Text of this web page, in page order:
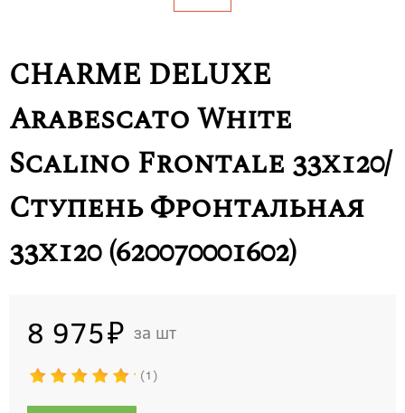
CHARME DELUXE
Arabescato White
Scalino Frontale 33x120/
Ступень Фронтальная
33х120 (620070001602)
8 975 шт
1